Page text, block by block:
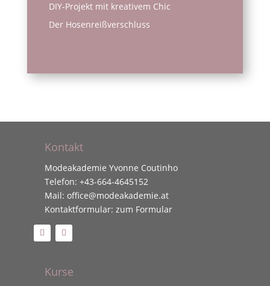
DIY-Projekt mit kreativem Chic
Der Hosenreißverschluss
Kontakt
Modeakademie Yvonne Coutinho
Telefon: +43-664-4645152
Mail: office@modeakademie.at
Kontaktformular: zum Formular
Kurse